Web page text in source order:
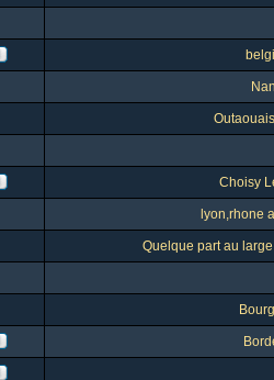
Choisy
lyon,rhone
Quelque part au